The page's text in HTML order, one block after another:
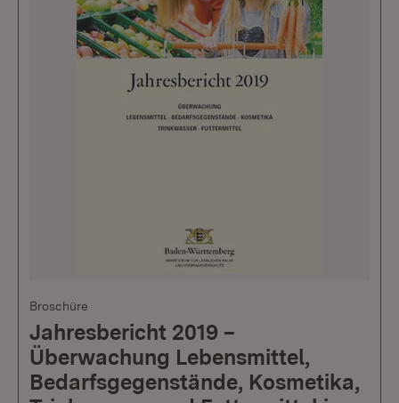
Broschüre
Jahresbericht 2019 –
Überwachung Lebensmittel,
Bedarfsgegenstände, Kosmetika,